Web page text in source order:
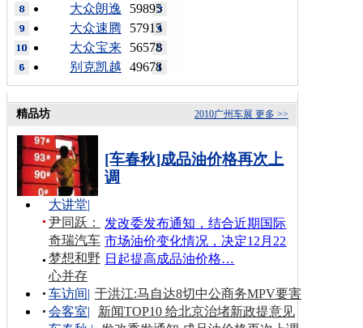
59895
大众朗逸
57915
大众速腾
56578
大众宝来
49678
别克凯越
更多 >>
2010广州车展
精品坊
[车春秋]成品油价格再次上
调
发改委发布通知，结合近期国际
市场油价变化情况，决定12月22
日起提高成品油价格…
大讲堂|
尹同跃：
奇瑞汽车
梦想和野
心并存
车访间| 于洪江:马自达8切中公商务MPV要害
会客室|
新闻TOP10 给北京治堵新政提意见